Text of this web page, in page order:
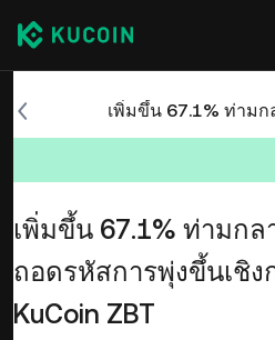
เพิ่มขึ้น 67.1% ท่ามกล
ถอดรหัสการพุ่งขึ้นเชิง
KuCoin ZBT